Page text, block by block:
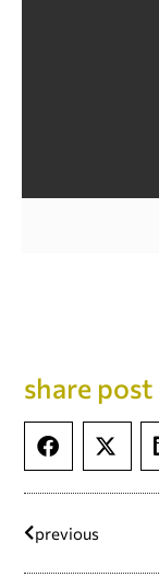
share post
previous